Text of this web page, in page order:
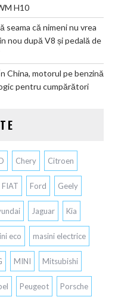
H10
seama că nimeni nu vrea
nou după V8 și pedală de
China, motorul pe benzină
pentru cumpărători
Chery Citroen
FIAT Ford Geely
Jaguar Kia
eco masini electrice
MINI Mitsubishi
Peugeot Porsche